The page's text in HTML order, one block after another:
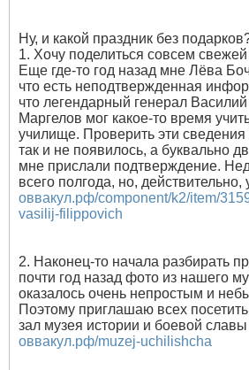
Ну, и какой праздник без
1. Хочу поделиться совсем
Еще где-то год назад мне Лёва
что есть неподтвержденная
что легендарный генерал
Маргелов мог какое-то время
училище. Проверить эти
так и не появилось, а буквально
мне прислали подтверждение.
всего полгода, но, действительно,
оввакул.рф/component/k2/item/
vasilij-filippovich
2. Наконец-то начала разбирать
почти год назад фото из нашего
оказалось очень непростым и
Поэтому приглашаю всех
зал музея истории и боевой
оввакул.рф/muzej-uchilishcha